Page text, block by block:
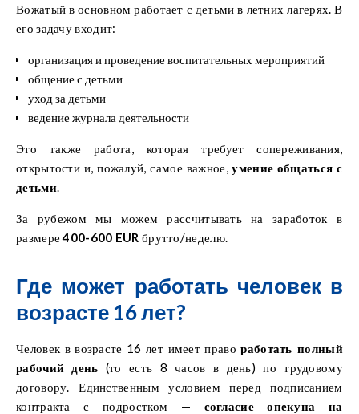
Вожатый в основном работает с детьми в летних лагерях. В
его задачу входит:
организация и проведение воспитательных мероприятий
общение с детьми
уход за детьми
ведение журнала деятельности
Это также работа, которая требует сопереживания,
открытости и, пожалуй, самое важное,умение общаться с
детьми.
За рубежом мы можем рассчитывать на заработок в
размере400-600 EUR брутто/неделю.
Где может работать человек в
возрасте 16 лет?
Человек в возрасте 16 лет имеет правоработать полный
рабочий день (то есть 8 часов в день) по трудовому
договору. Единственным условием перед подписанием
контракта с подростком — согласие опекуна на